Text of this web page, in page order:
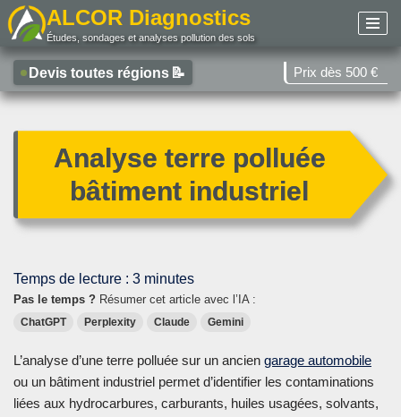
au
contenu
ALCOR Diagnostics
Études, sondages et analyses pollution des sols
Devis toutes régions 📝 Prix dès 500 €
Analyse terre polluée
bâtiment industriel
Temps de lecture : 3 minutes
Pas le temps ? Résumer cet article avec l’IA :
ChatGPT Perplexity Claude Gemini
L’analyse d’une terre polluée sur un ancien garage automobile
ou un bâtiment industriel permet d’identifier les contaminations
liées aux hydrocarbures, carburants, huiles usagées, solvants,